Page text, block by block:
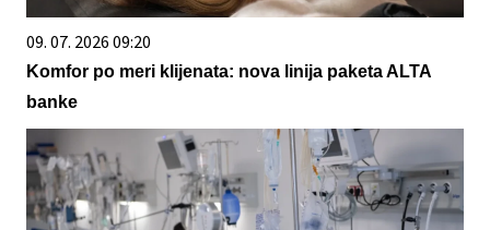
09. 07. 2026 09:20
Komfor po meri klijenata: nova linija paketa ALTA
banke